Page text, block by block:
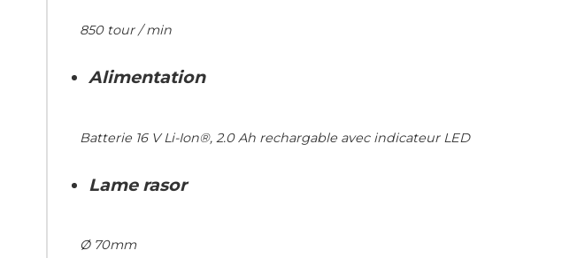
850 tour / min
Alimentation
Batterie 16 V Li-Ion®, 2.0 Ah rechargable avec indicateur LED
Lame rasor
Ø 70mm